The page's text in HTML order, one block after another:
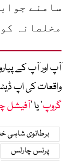
سامنے
مخلصانہ
آپ اور آپ کے
واقعات کی اپ
گروپ‘ یا ’آفیشل
برطانوی شاہی
پرنس چارلس